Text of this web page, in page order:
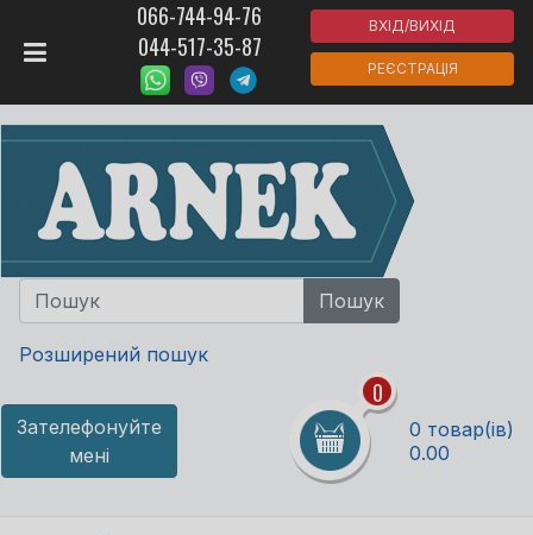
066-744-94-76
044-517-35-87
ВХІД/ВИХІД
РЕЄСТРАЦІЯ
Розширений пошук
Зателефонуйте
мені
0
0 товар(ів)
0.00